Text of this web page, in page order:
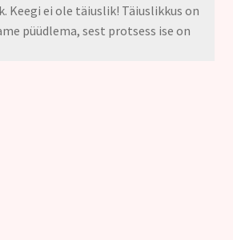
Keegi ei ole täiuslik! Täiuslikkus on
püüdlema, sest protsess ise on